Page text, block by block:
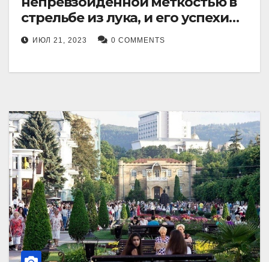
стрельбе из лука, и его успехи
прославили его в
Ставропольском крае.
ИЮЛ 21, 2023 0 COMMENTS